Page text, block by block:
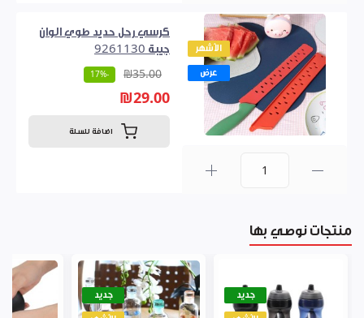
الأشهر
عرض
كرسي رحل حديد طوي الوان
جيبة 9261130
₪35.00
-17%
₪29.00
اضافة للسلة
منتجات نوصي بها
جديد جديد